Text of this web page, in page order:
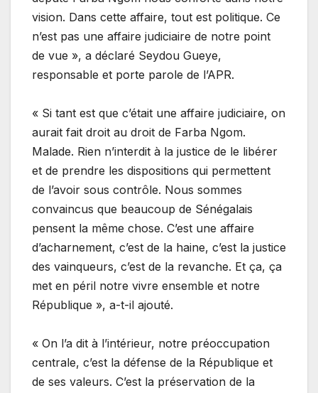
vision. Dans cette affaire, tout est politique. Ce
n’est pas une affaire judiciaire de notre point
de vue », a déclaré Seydou Gueye,
responsable et porte parole de l’APR.
« Si tant est que c’était une affaire judiciaire, on
aurait fait droit au droit de Farba Ngom.
Malade. Rien n’interdit à la justice de le libérer
et de prendre les dispositions qui permettent
de l’avoir sous contrôle. Nous sommes
convaincus que beaucoup de Sénégalais
pensent la même chose. C’est une affaire
d’acharnement, c’est de la haine, c’est la justice
des vainqueurs, c’est de la revanche. Et ça, ça
met en péril notre vivre ensemble et notre
République », a-t-il ajouté.
« On l’a dit à l’intérieur, notre préoccupation
centrale, c’est la défense de la République et
de ses valeurs. C’est la préservation de la